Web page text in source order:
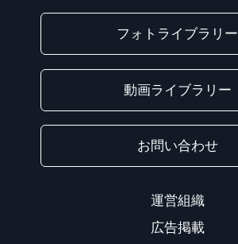
フォトライブラリー
動画ライブラリー
お問い合わせ
運営組織
広告掲載